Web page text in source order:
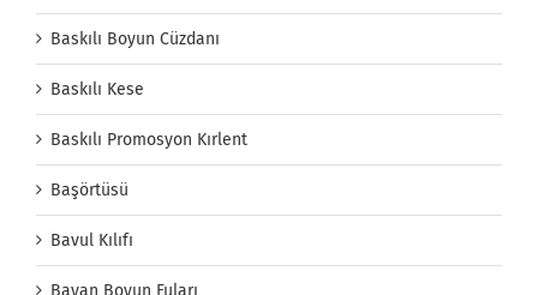
Baskılı Boyun Cüzdanı
Baskılı Kese
Baskılı Promosyon Kırlent
Başörtüsü
Bavul Kılıfı
Bayan Boyun Fuları